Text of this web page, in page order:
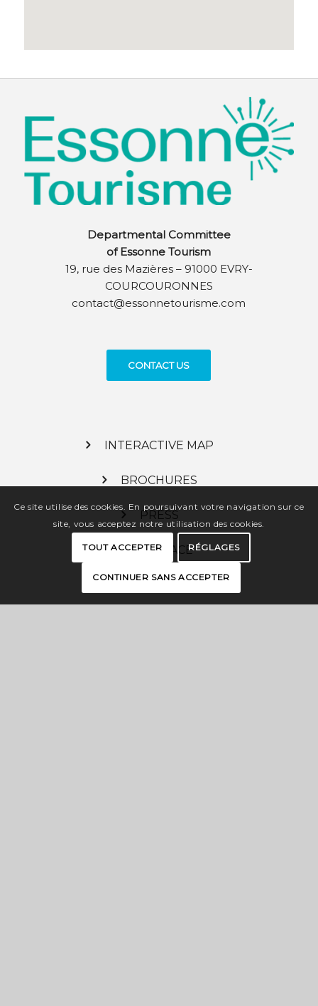
Departmental Committee
of Essonne Tourism
19, rue des Mazières – 91000 EVRY-
COURCOURONNES
contact@essonnetourisme.com
CONTACT US
INTERACTIVE MAP
BROCHURES
PRESS
PRO SPACE
Ce site utilise des cookies. En poursuivant votre navigation sur ce
site, vous acceptez notre utilisation des cookies.
TOUT ACCEPTER RÉGLAGES
CONTINUER SANS ACCEPTER